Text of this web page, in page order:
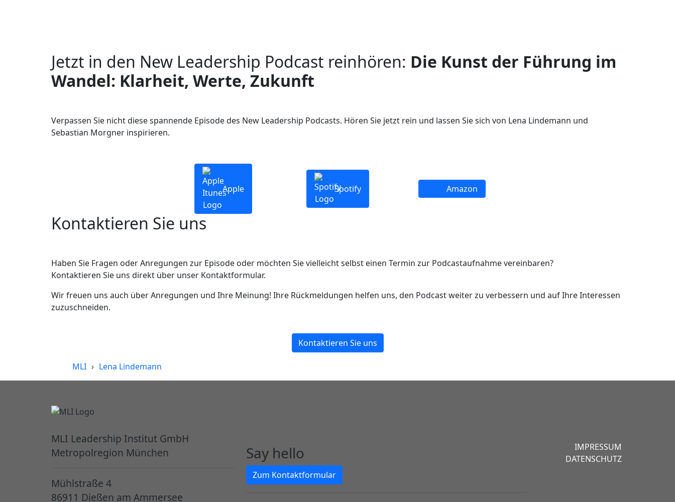
Jetzt in den New Leadership Podcast reinhören: Die Kunst der Führung im
Wandel: Klarheit, Werte, Zukunft
Verpassen Sie nicht diese spannende Episode des New Leadership Podcasts. Hören Sie jetzt rein und lassen Sie sich von Lena Lindemann und
Sebastian Morgner inspirieren.
Apple Spotify Amazon
Kontaktieren Sie uns
Haben Sie Fragen oder Anregungen zur Episode oder möchten Sie vielleicht selbst einen Termin zur Podcastaufnahme vereinbaren?
Kontaktieren Sie uns direkt über unser Kontaktformular.
Wir freuen uns auch über Anregungen und Ihre Meinung! Ihre Rückmeldungen helfen uns, den Podcast weiter zu verbessern und auf Ihre Interessen
zuzuschneiden.
Kontaktieren Sie uns
MLI › Lena Lindemann
MLI Leadership Institut GmbH
Metropolregion München
Mühlstraße 4
86911 Dießen am Ammersee
Say hello
Zum Kontaktformular
IMPRESSUM
DATENSCHUTZ